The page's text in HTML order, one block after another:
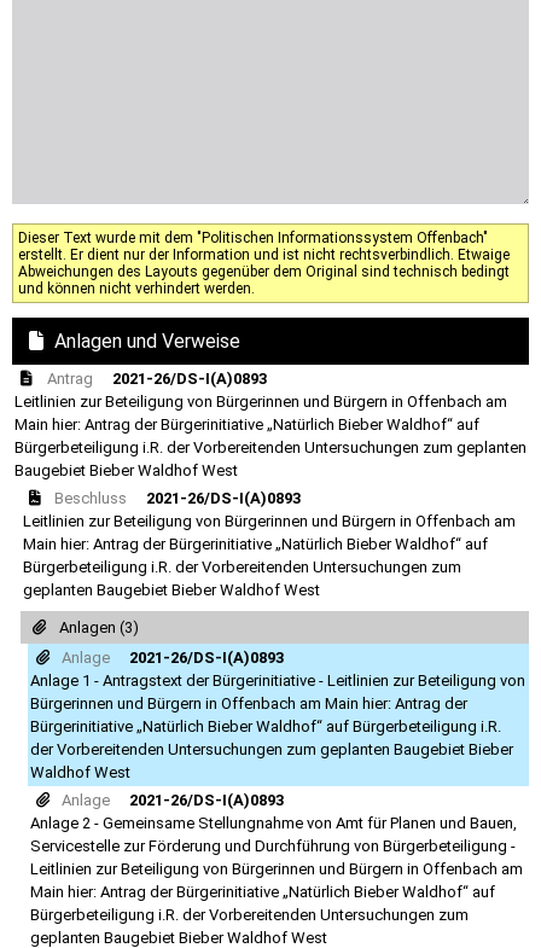
Dieser Text wurde mit dem "Politischen Informationssystem Offenbach"
erstellt. Er dient nur der Information und ist nicht rechtsverbindlich. Etwaige
Abweichungen des Layouts gegenüber dem Original sind technisch bedingt
und können nicht verhindert werden.
Anlagen und Verweise
Antrag
2021-26/DS-I(A)0893
Leitlinien zur Beteiligung von Bürgerinnen und Bürgern in Offenbach am
Main hier: Antrag der Bürgerinitiative „Natürlich Bieber Waldhof“ auf
Bürgerbeteiligung i.R. der Vorbereitenden Untersuchungen zum geplanten
Baugebiet Bieber Waldhof West
Beschluss
2021-26/DS-I(A)0893
Leitlinien zur Beteiligung von Bürgerinnen und Bürgern in Offenbach am
Main hier: Antrag der Bürgerinitiative „Natürlich Bieber Waldhof“ auf
Bürgerbeteiligung i.R. der Vorbereitenden Untersuchungen zum
geplanten Baugebiet Bieber Waldhof West
Anlagen (3)
Anlage
2021-26/DS-I(A)0893
Anlage 1 - Antragstext der Bürgerinitiative - Leitlinien zur Beteiligung von
Bürgerinnen und Bürgern in Offenbach am Main hier: Antrag der
Bürgerinitiative „Natürlich Bieber Waldhof“ auf Bürgerbeteiligung i.R.
der Vorbereitenden Untersuchungen zum geplanten Baugebiet Bieber
Waldhof West
Anlage
2021-26/DS-I(A)0893
Anlage 2 - Gemeinsame Stellungnahme von Amt für Planen und Bauen,
Servicestelle zur Förderung und Durchführung von Bürgerbeteiligung -
Leitlinien zur Beteiligung von Bürgerinnen und Bürgern in Offenbach am
Main hier: Antrag der Bürgerinitiative „Natürlich Bieber Waldhof“ auf
Bürgerbeteiligung i.R. der Vorbereitenden Untersuchungen zum
geplanten Baugebiet Bieber Waldhof West